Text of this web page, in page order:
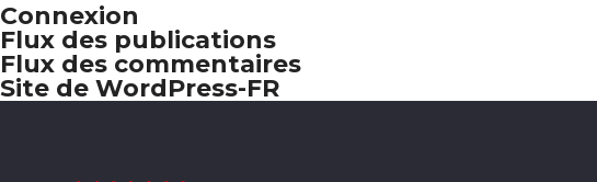
Connexion
Flux des publications
Flux des commentaires
Site de WordPress-FR